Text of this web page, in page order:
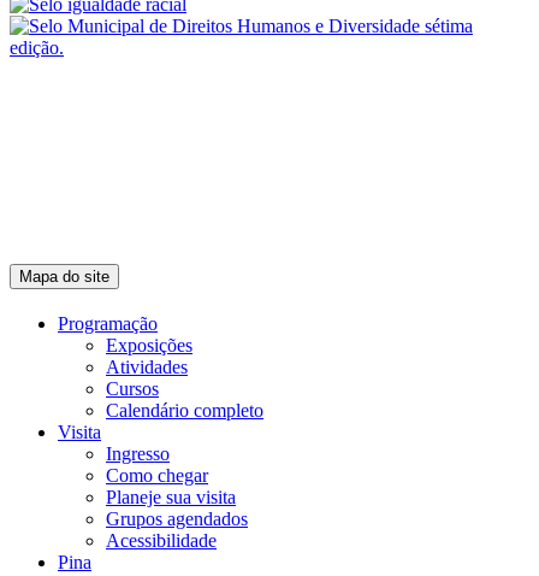
Mapa do site
Programação
Exposições
Atividades
Cursos
Calendário completo
Visita
Ingresso
Como chegar
Planeje sua visita
Grupos agendados
Acessibilidade
Pina